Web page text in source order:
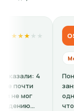
Sidorova
ребенку
По
по факту в клинике
нужно